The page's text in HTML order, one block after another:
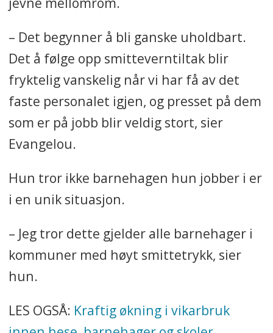
– Det begynner å bli ganske uholdbart.
Det å følge opp smitteverntiltak blir
fryktelig vanskelig når vi har få av det
faste personalet igjen, og presset på dem
som er på jobb blir veldig stort, sier
Evangelou.
Hun tror ikke barnehagen hun jobber i er
i en unik situasjon.
– Jeg tror dette gjelder alle barnehager i
kommuner med høyt smittetrykk, sier
hun.
LES OGSÅ: Kraftig økning i vikarbruk